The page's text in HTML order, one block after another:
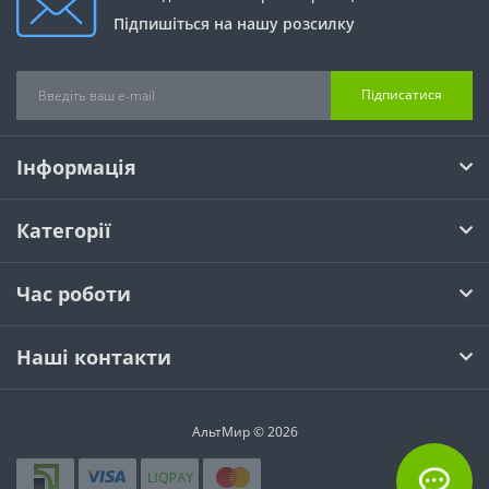
Підпишіться на нашу розсилку
Підписатися
Інформація
Категорії
Час роботи
Наші контакти
АльтМир © 2026